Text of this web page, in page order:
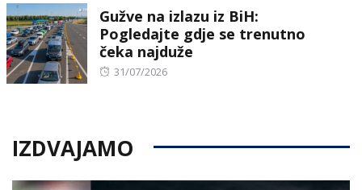
Gužve na izlazu iz BiH:
Pogledajte gdje se trenutno
čeka najduže
Posted
31/07/2026
IZDVAJAMO